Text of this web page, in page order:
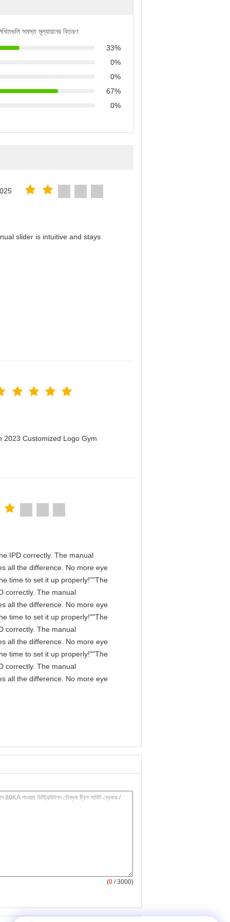
সমস্ত মূল্যায়নের বিতরণ
33%
0%
0%
67%
0%
slider is intuitive and stays
2023 Customized Logo Gym
IPD correctly. The manual
all the difference. No more eye
time to set it up properly!""The
correctly. The manual
all the difference. No more eye
time to set it up properly!""The
correctly. The manual
all the difference. No more eye
time to set it up properly!""The
correctly. The manual
all the difference. No more eye
(0 / 3000)